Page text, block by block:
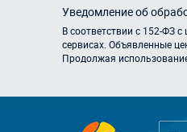
Уведомление об
В соответствии с 152-ФЗ
сервисах. Объявленные
Продолжая